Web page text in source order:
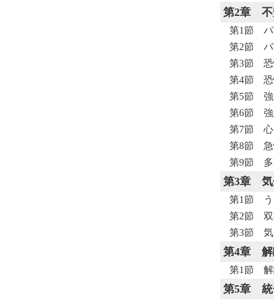
第2章
第1節 パ
第2節 パ
第3節 恐
第4節 恐
第5節 強
第6節 強
第7節 心
第8節 急
第9節 多
第3章
第1節 う
第2節 双
第3節 気
第4章
第1節 解
第5章